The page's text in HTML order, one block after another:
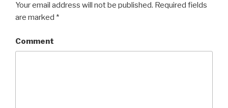
Your email address will not be published. Required fields
are marked *
Comment